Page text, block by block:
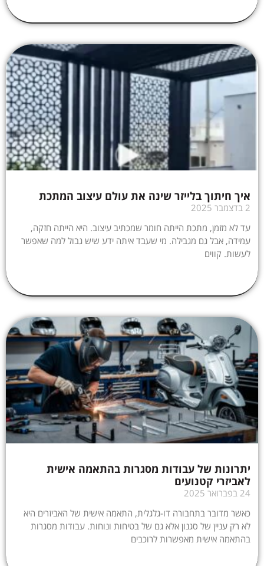
איך חיתוך בלייזר שינה את עולם עיצוב המתכת
2 בדצמבר 2025
עד לא מזמן, מתכת הייתה חומר שמכתיב עיצוב. היא הייתה חזקה,
עמידה, אבל גם מגבילה. מי שעבד איתה ידע שיש גבול למה שאפשר
לעשות. קווים
יתרונות של עבודות מסגרות בהתאמה אישית
לאביזרי קטנועים
24 בפברואר 2025
כאשר מדובר בתחבורה דו-גלגלית, התאמה אישית של האביזרים היא
לא רק עניין של סגנון אלא גם של בטיחות ונוחות. עבודות מסגרות
בהתאמה אישית מאפשרות לרוכבים